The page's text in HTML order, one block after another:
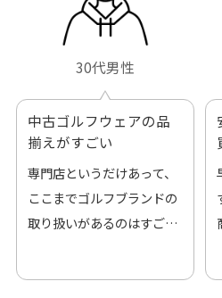
30代男性
中古ゴルフウェアの品
揃えがすごい
専門店というだけあって、
ここまでゴルフブランドの
取り扱いがあるのはすご